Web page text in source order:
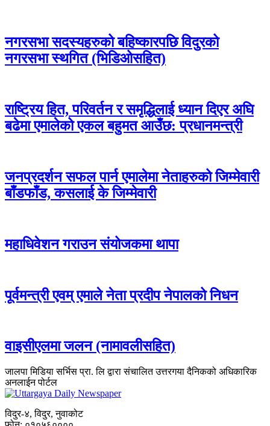
नगरसभा सदस्यहरुको बहिष्कारपछि विदुरको
नगरसभा स्थगित (भिडिओसहित)
राष्ट्रिय हित, परिवर्तन र समृद्धिलाई ध्यान दिएर अघि
बढेमा एमालेको एकल बहुमत आउँछ: प्रधानमन्त्री
जनप्रदर्शन सफल पार्न एमालेमा नेताहरुको जिम्मेवारी
बाँडफाँड, कसलाई के जिम्मेवारी
महाधिवेशन गराउन संयोजकमा थापा
पूर्वमन्त्री एवम् एमाले नेता प्रदीप नेपालको निधन
वाइसीएलमा जलन (नामावलीसहित)
जालपा मिडिया सर्भिस प्रा. लि द्वारा संचालित उत्तरगया दैनिकको अधिकारिक
अनलाईन पोर्टल
विदुर-४, विदुर, नुवाकोट